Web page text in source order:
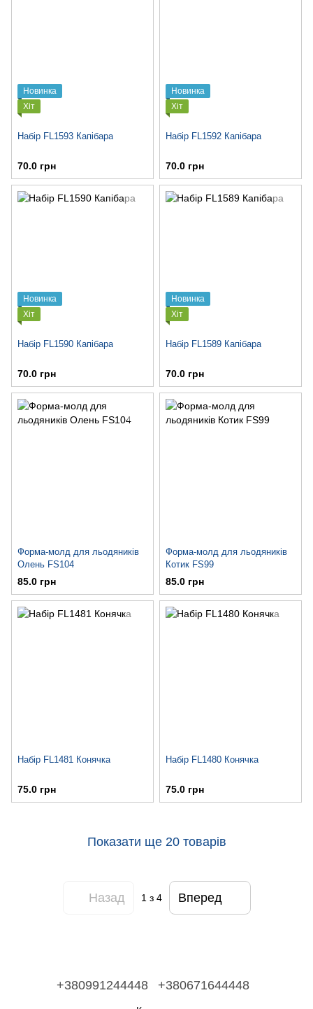
Новинка
Хіт
Набір FL1593 Капібара
70.0 грн
Новинка
Хіт
Набір FL1592 Капібара
70.0 грн
Новинка
Хіт
Набір FL1590 Капібара
70.0 грн
Новинка
Хіт
Набір FL1589 Капібара
70.0 грн
Форма-молд для льодяників
Олень FS104
85.0 грн
Форма-молд для льодяників
Котик FS99
85.0 грн
Набір FL1481 Конячка
75.0 грн
Набір FL1480 Конячка
75.0 грн
Показати ще 20 товарів
Назад 1з 4 Вперед
+380991244448 +380671644448